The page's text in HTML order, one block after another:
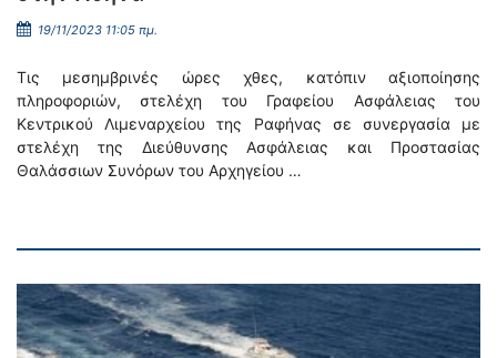
19/11/2023 11:05 πμ.
Τις μεσημβρινές ώρες χθες, κατόπιν αξιοποίησης
πληροφοριών, στελέχη του Γραφείου Ασφάλειας του
Κεντρικού Λιμεναρχείου της Ραφήνας σε συνεργασία με
στελέχη της Διεύθυνσης Ασφάλειας και Προστασίας
Θαλάσσιων Συνόρων του Αρχηγείου …